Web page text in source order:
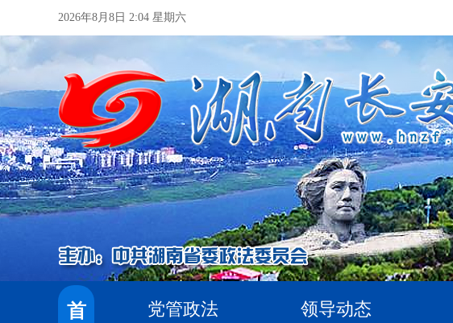
2026年8月8日 2:04 星期六
首
党管政法 领导动态